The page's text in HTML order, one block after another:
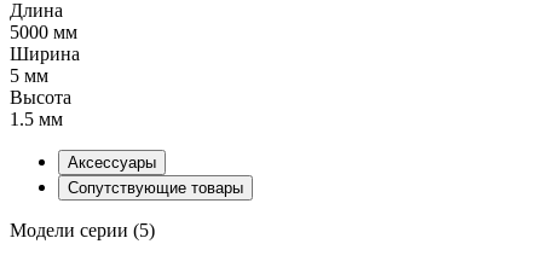
Длина
5000 мм
Ширина
5 мм
Высота
1.5 мм
Аксессуары
Сопутствующие товары
Модели серии (5)